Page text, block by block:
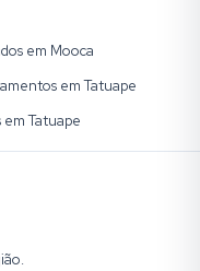
em Mooca
em Tatuape
em Tatuape